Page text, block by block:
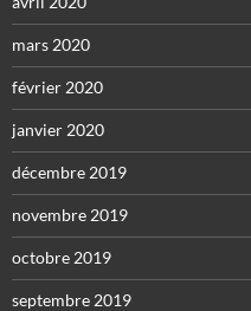
mars 2020
février 2020
janvier 2020
décembre 2019
novembre 2019
octobre 2019
septembre 2019